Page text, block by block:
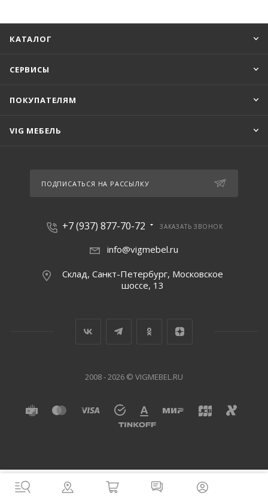
КАТАЛОГ
СЕРВИСЫ
ПОКУПАТЕЛЯМ
VIG МЕБЕЛЬ
ПОДПИСАТЬСЯ НА РАССЫЛКУ
+7 (937) 877-70-72 ЗАКАЗАТЬ ЗВОНОК
info@vigmebel.ru
Склад, Санкт-Петербург, Московское
шоссе, 13
2008 - 2026 © VIGMEBEL.RU